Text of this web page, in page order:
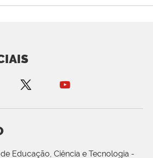
Educação, Ciência e Tecnologia -